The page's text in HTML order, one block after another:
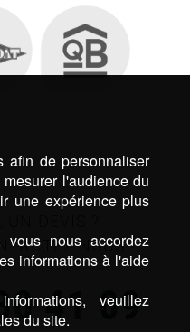
DEVIS ?
NOUS !
41 09
afin de personnaliser
l'audience du
une expérience plus
nous accordez
informations à l'aide
veuillez
du site.